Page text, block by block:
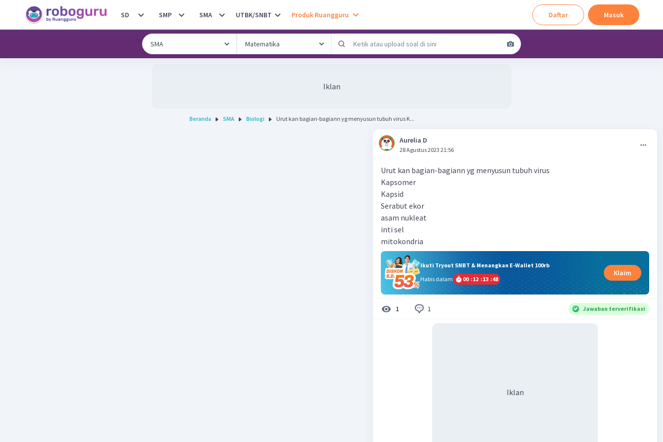
SD SMP SMA UTBK/SNBT Produk Ruangguru Daftar Masuk
Iklan
Beranda SMA Biologi Urut kan bagian-bagiann yg menyusun tubuh virus K...
Aurelia D
28 Agustus 2023 21:56
Urut kan bagian-bagiann yg menyusun tubuh virus
Kapsomer
Kapsid
Serabut ekor
asam nukleat
inti sel
mitokondria
Ikuti Tryout SNBT & Menangkan E-Wallet 100rb
Habis dalam
00 :12 :13 :47
Klaim
1 1 Jawaban terverifikasi
Iklan